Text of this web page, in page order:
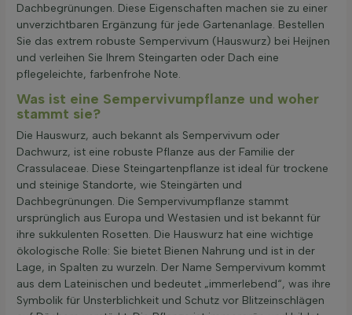
Dachbegrünungen. Diese Eigenschaften machen sie zu einer
unverzichtbaren Ergänzung für jede Gartenanlage. Bestellen
Sie das extrem robuste Sempervivum (Hauswurz) bei Heijnen
und verleihen Sie Ihrem Steingarten oder Dach eine
pflegeleichte, farbenfrohe Note.
Was ist eine Sempervivumpflanze und woher
stammt sie?
Die Hauswurz, auch bekannt als Sempervivum oder
Dachwurz, ist eine robuste Pflanze aus der Familie der
Crassulaceae. Diese Steingartenpflanze ist ideal für trockene
und steinige Standorte, wie Steingärten und
Dachbegrünungen. Die Sempervivumpflanze stammt
ursprünglich aus Europa und Westasien und ist bekannt für
ihre sukkulenten Rosetten. Die Hauswurz hat eine wichtige
ökologische Rolle: Sie bietet Bienen Nahrung und ist in der
Lage, in Spalten zu wurzeln. Der Name Sempervivum kommt
aus dem Lateinischen und bedeutet „immerlebend“, was ihre
Symbolik für Unsterblichkeit und Schutz vor Blitzeinschlägen